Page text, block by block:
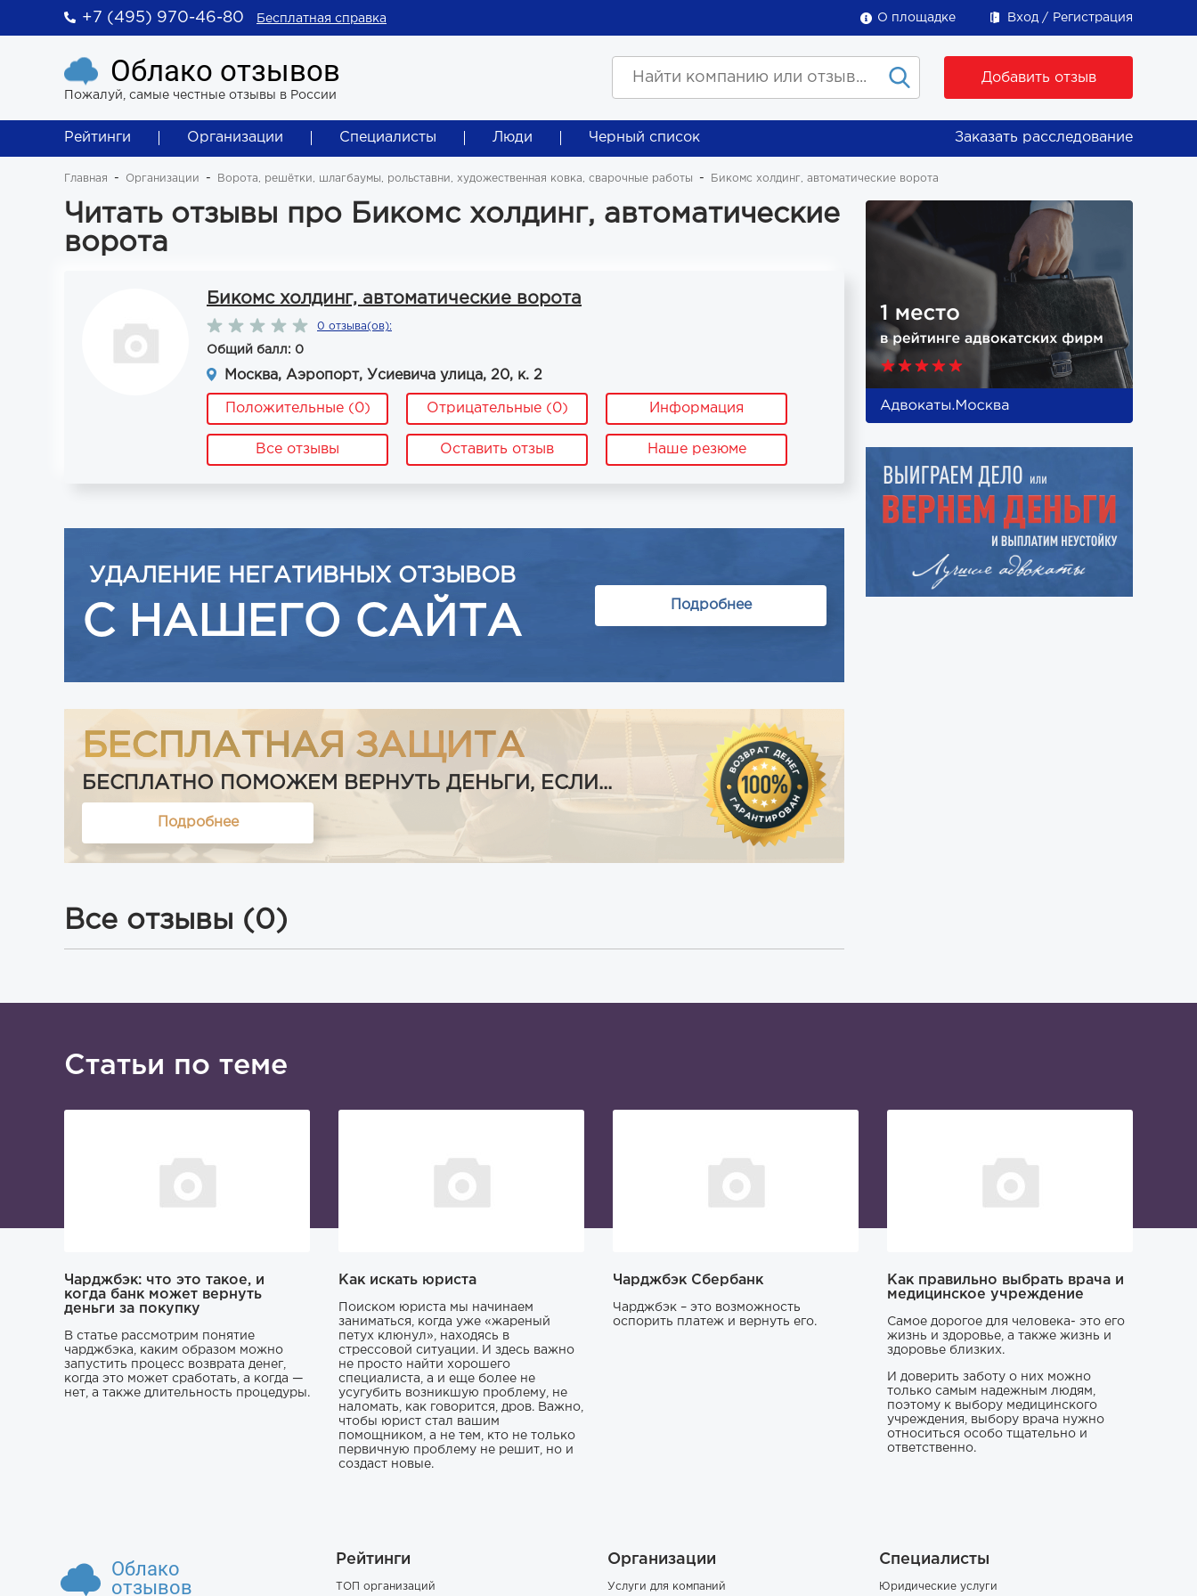
+7 (495) 970-46-80 Бесплатная справка О площадке Вход Регистрация
Облако отзывов
Пожалуй, самые честные отзывы в России
Добавить отзыв
Рейтинги Организации Специалисты Люди Черный список Заказать расследование
Главная Организации Ворота, решётки, шлагбаумы, рольставни, художественная ковка, сварочные работы Бикомс холдинг, автоматические ворота
Читать отзывы про Бикомс холдинг, автоматические
ворота
Бикомс холдинг, автоматические ворота
0 отзыва(ов):
Общий балл: 0
Москва, Аэропорт, Усиевича улица, 20, к. 2
Положительные (0) Отрицательные (0) Информация
Все отзывы Оставить отзыв Наше резюме
УДАЛЕНИЕ НЕГАТИВНЫХ ОТЗЫВОВ
С НАШЕГО САЙТА Подробнее
БЕСПЛАТНАЯ ЗАЩИТА
БЕСПЛАТНО ПОМОЖЕМ ВЕРНУТЬ ДЕНЬГИ, ЕСЛИ...
Подробнее
Все отзывы (0)
Статьи по теме
Чарджбэк: что это такое, и
когда банк может вернуть
деньги за покупку
В статье рассмотрим понятие
чарджбэка, каким образом можно
запустить процесс возврата денег,
когда это может сработать, а когда —
нет, а также длительность процедуры.
Как искать юриста
Поиском юриста мы начинаем
заниматься, когда уже «жареный
петух клюнул», находясь в
стрессовой ситуации. И здесь важно
не просто найти хорошего
специалиста, а и еще более не
усугубить возникшую проблему, не
наломать, как говорится, дров. Важно,
чтобы юрист стал вашим
помощником, а не тем, кто не только
первичную проблему не решит, но и
создаст новые.
Чарджбэк Сбербанк
Чарджбэк – это возможность
оспорить платеж и вернуть его.
Как правильно выбрать врача и
медицинское учреждение
Самое дорогое для человека- это его
жизнь и здоровье, а также жизнь и
здоровье близких.
И доверить заботу о них можно
только самым надежным людям,
поэтому к выбору медицинского
учреждения, выбору врача нужно
относиться особо тщательно и
ответственно.
Облако
отзывов
Рейтинги
ТОП организаций
Организации
Услуги для компаний
Специалисты
Юридические услуги